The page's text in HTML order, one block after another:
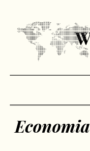
Economia